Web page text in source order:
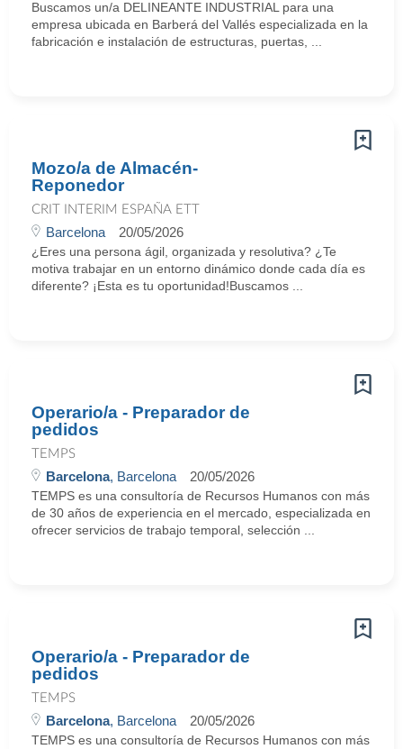
Buscamos un/a DELINEANTE INDUSTRIAL para una
empresa ubicada en Barberá del Vallés especializada en la
fabricación e instalación de estructuras, puertas, ...
Mozo/a de Almacén-
Reponedor
CRIT INTERIM ESPAÑA ETT
Barcelona 20/05/2026
¿Eres una persona ágil, organizada y resolutiva? ¿Te
motiva trabajar en un entorno dinámico donde cada día es
diferente? ¡Esta es tu oportunidad!Buscamos ...
Operario/a - Preparador de
pedidos
TEMPS
Barcelona, Barcelona 20/05/2026
TEMPS es una consultoría de Recursos Humanos con más
de 30 años de experiencia en el mercado, especializada en
ofrecer servicios de trabajo temporal, selección ...
Operario/a - Preparador de
pedidos
TEMPS
Barcelona, Barcelona 20/05/2026
TEMPS es una consultoría de Recursos Humanos con más